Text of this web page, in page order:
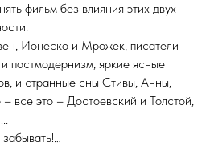
фильм без влияния этих двух
Ионеско и Мрожек, писатели
постмодернизм, яркие ясные
и странные сны Стивы, Анны,
все это – Достоевский и Толстой,